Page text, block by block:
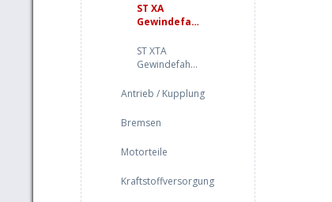
ST XA
Gewindefahrwerke
ST XTA
Gewindefahrwerk
Antrieb / Kupplung
Bremsen
Motorteile
Kraftstoffversorgung